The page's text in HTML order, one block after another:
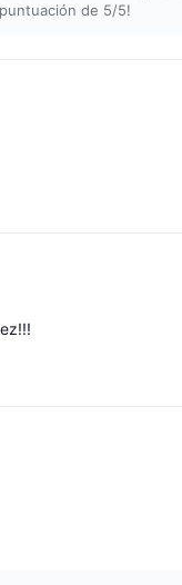
de 5/5!